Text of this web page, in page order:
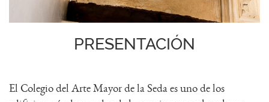
PRESENTACIÓN
El Colegio del Arte Mayor de la Seda es uno de los